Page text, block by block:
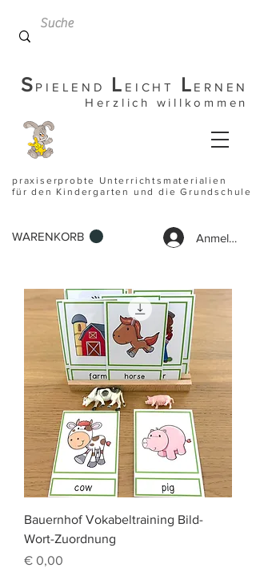
S PIELEND L EICHT L ERNEN
Herzlich willkommen
praxiserprobte Unterrichtsmaterialien
für den Kindergarten und die Grundschule
WARENKORB Anmelden
Bauernhof Vokabeltraining Bild-
Wort-Zuordnung
Preis
€ 0,00